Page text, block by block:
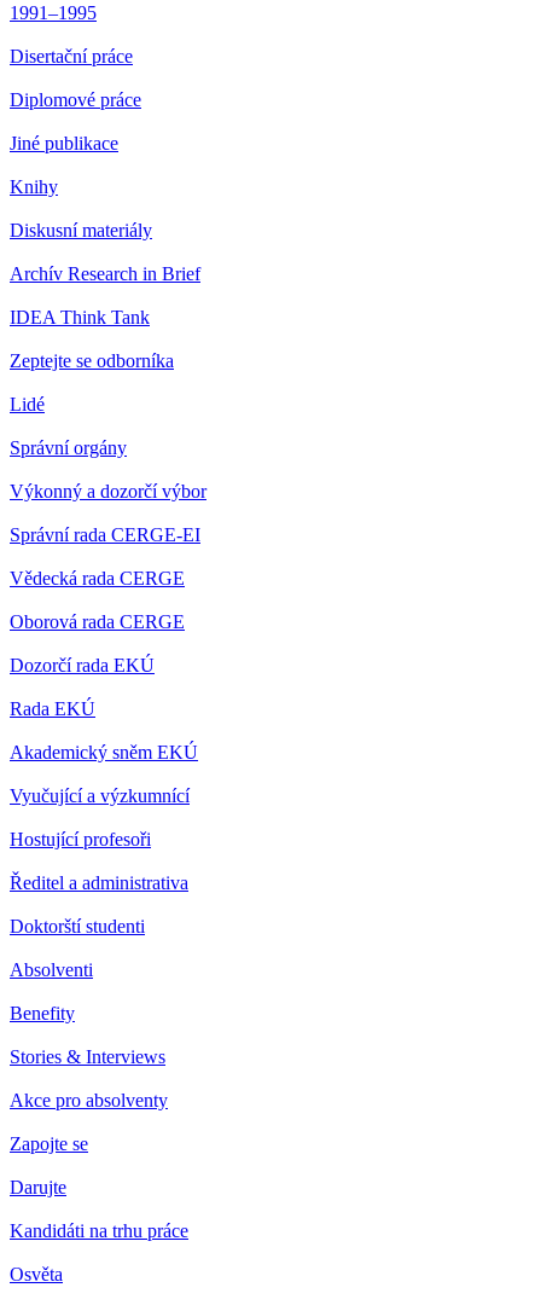
1991–1995
Disertační práce
Diplomové práce
Jiné publikace
Knihy
Diskusní materiály
Archív Research in Brief
IDEA Think Tank
Zeptejte se odborníka
Lidé
Správní orgány
Výkonný a dozorčí výbor
Správní rada CERGE-EI
Vědecká rada CERGE
Oborová rada CERGE
Dozorčí rada EKÚ
Rada EKÚ
Akademický sněm EKÚ
Vyučující a výzkumnící
Hostující profesoři
Ředitel a administrativa
Doktorští studenti
Absolventi
Benefity
Stories & Interviews
Akce pro absolventy
Zapojte se
Darujte
Kandidáti na trhu práce
Osvěta